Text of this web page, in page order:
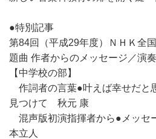
●特別記事
第84回（平成29年度）ＮＨＫ全
題曲 作者からのメッセージ／演
【中学校の部】
作詞者の言葉●叶えば幸せだと
見つけて 秋元 康
混声版初演指揮者から●メッ
本立人